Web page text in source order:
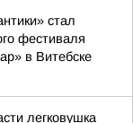
стал
фестиваля
в Витебске
легковушка